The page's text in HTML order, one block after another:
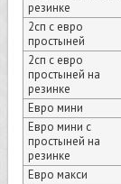
резинке
2сп с евро
простыней
2сп с евро
простыней на
резинке
Евро мини
Евро мини с
простыней на
резинке
Евро макси